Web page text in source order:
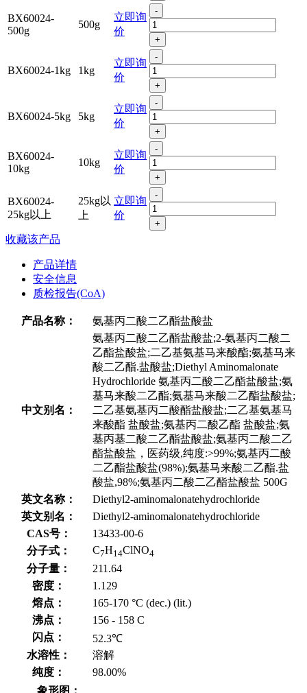
BX60024-
500g
500g
立即询
价
-
+
BX60024-1kg 1kg
立即询
价
-
+
BX60024-5kg 5kg
立即询
价
-
+
BX60024-
10kg
10kg
立即询
价
-
+
BX60024-
25kg以上
25kg以
上
立即询
价
-
+
收藏该产品
产品详情
安全信息
质检报告(CoA)
产品名称： 氨基丙二酸二乙酯盐酸盐
中文别名：
氨基丙二酸二乙酯盐酸盐;2-氨基丙二酸二
乙酯盐酸盐;二乙基氨基马来酸酯;氨基马来
酸二乙酯.盐酸盐;Diethyl Aminomalonate
Hydrochloride 氨基丙二酸二乙酯盐酸盐;氨
基马来酸二乙酯;氨基马来酸二乙酯盐酸盐;
二乙基氨基丙二酸酯盐酸盐;二乙基氨基马
来酸酯 盐酸盐;氨基丙二酸乙酯 盐酸盐;氨
基丙基二酸二乙酯盐酸盐;氨基丙二酸二乙
酯盐酸盐，医药级,纯度:>99%;氨基丙二酸
二乙酯盐酸盐(98%);氨基马来酸二乙酯.盐
酸盐,98%;氨基丙二酸二乙酯盐酸盐 500G
英文名称：
Diethyl2-aminomalonatehydrochloride
英文别名：
Diethyl2-aminomalonatehydrochloride
CAS号：
13433-00-6
分子式：
C7H14ClNO4
分子量：
211.64
密度：
1.129
熔点：
165-170 °C (dec.) (lit.)
沸点：
156 - 158 C
闪点：
52.3℃
水溶性：
溶解
纯度：
98.00%
象形图：